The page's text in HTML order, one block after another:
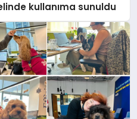
kullanıma sunuldu